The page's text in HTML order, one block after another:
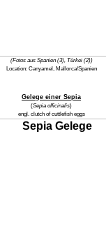
(Fotos aus Spanien (3), Türkei (2))
Location: Canyamel, Mallorca/Spanien
Gelege einer Sepia
(Sepia officinalis)
engl. clutch of cuttlefish eggs